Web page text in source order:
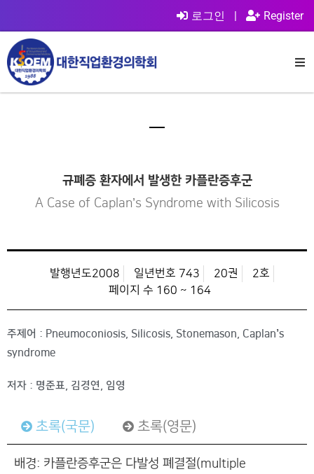
로그인 | Register
규폐증 환자에서 발생한 카플란증후군
A Case of Caplan’s Syndrome with Silicosis
발행년도2008 일년번호 743 20권
2호
페이지 수 160 ~ 164
주제어 : Pneumoconiosis, Silicosis, Stonemason, Caplan’s
syndrome
저자 : 명준표, 김경연, 임영
초록(국문) 초록(영문)
배경: 카플란증후군은 다발성 폐결절(multiple